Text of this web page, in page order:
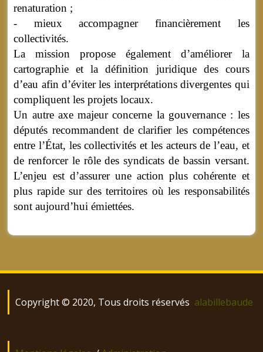
renaturation ;
- mieux accompagner financièrement les
collectivités.
La mission propose également d’améliorer la
cartographie et la définition juridique des cours
d’eau afin d’éviter les interprétations divergentes qui
compliquent les projets locaux.
Un autre axe majeur concerne la gouvernance : les
députés recommandent de clarifier les compétences
entre l’État, les collectivités et les acteurs de l’eau, et
de renforcer le rôle des syndicats de bassin versant.
L’enjeu est d’assurer une action plus cohérente et
plus rapide sur des territoires où les responsabilités
sont aujourd’hui émiettées.
Copyright © 2020, Tous droits réservés alabillebaude